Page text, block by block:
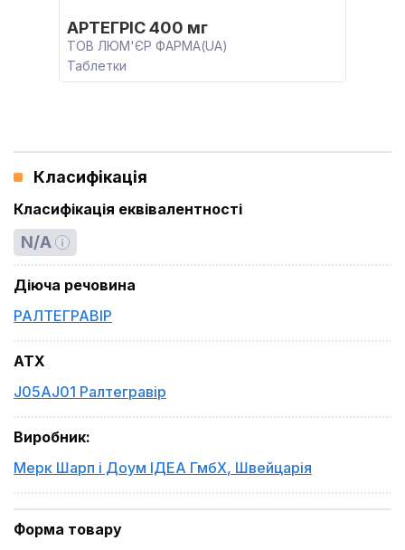
АРТЕГРІС 400 мг
ТОВ ЛЮМ'ЄР ФАРМА(UA)
Таблетки
Класифікація
Класифікація еквівалентності
N/A
Діюча речовина
РАЛТЕГРАВІР
ATX
J05AJ01 Ралтегравір
Виробник:
Мерк Шарп і Доум ІДЕА ГмбХ, Швейцарія
Форма товару